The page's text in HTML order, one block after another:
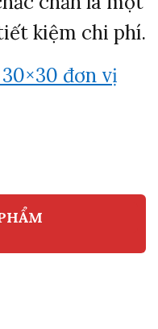
kiệm chi phí.
đơn vị